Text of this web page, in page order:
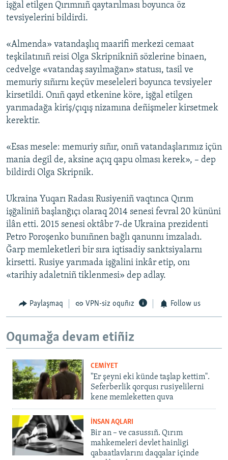
işğal etilgen Qırımnıñ qaytarılması boyunca öz
tevsiyelerini bildirdi.
«Almenda» vatandaşlıq maarifi merkezi cemaat
teşkilatınıñ reisi Olga Skripnikniñ sözlerine binaen,
cedvelge «vatandaş sayılmağan» statusı, tasil ve
memuriy sıñırnı keçüv meseleleri boyunca tevsiyeler
kirsetildi. Onıñ qayd etkenine köre, işğal etilgen
yarımadağa kiriş/çıqış nizamına deñişmeler kirsetmek
kerektir.
«Esas mesele: memuriy sıñır, onıñ vatandaşlarımız içün
mania degil de, aksine açıq qapu olması kerek», – dep
bildirdi Olga Skripnik.
Ukraina Yuqarı Radası Rusiyeniñ vaqtınca Qırım
işğaliniñ başlanğıçı olaraq 2014 senesi fevral 20 kününi
ilân etti. 2015 senesi oktâbr 7-de Ukraina prezidenti
Petro Poroşenko bunıñnen bağlı qanunnı imzaladı.
Ğarp memleketleri bir sıra iqtisadiy sanktsiyalarnı
kirsetti. Rusiye yarımada işğalini inkâr etip, onı
«tarihiy adaletniñ tiklenmesi» dep adlay.
Paylaşmaq VPN-siz oquñız Follow us
Oqumağa devam etiñiz
CEMİYET
"Er şeyni eki künde taşlap kettim".
Seferberlik qorqusı rusiyelilerni
kene memleketten quva
İNSAN AQLARI
Bir an – ve casussıñ. Qırım
mahkemeleri devlet hainligi
qabaatlavlarını daqqalar içinde